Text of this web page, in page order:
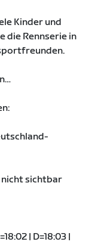
Kinder und
die Rennserie in
nicht sichtbar
| D=18:03 |